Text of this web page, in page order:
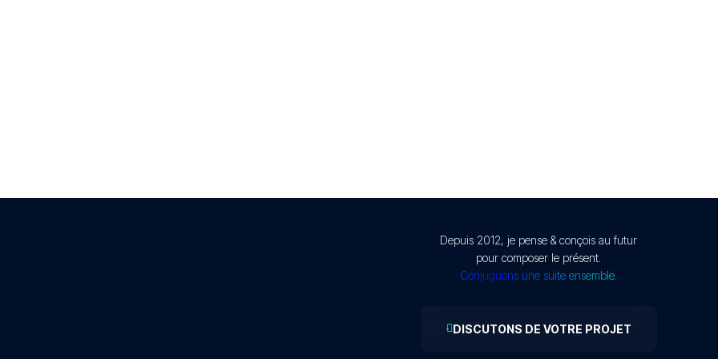
Depuis 2012, je pense & conçois au futur
pour composer le présent.
Conjuguons une suite ensemble.
DISCUTONS DE VOTRE PROJET